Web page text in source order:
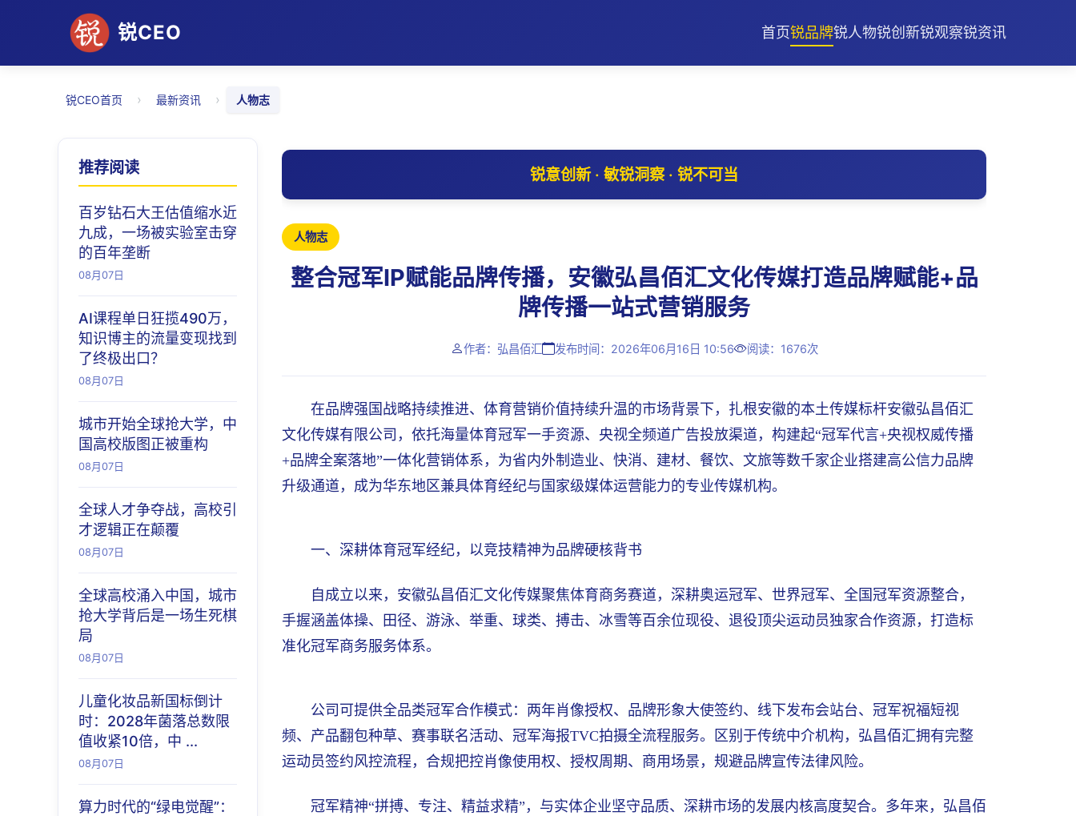
锐CEO 首页锐品牌锐人物锐创新锐观察锐资讯
锐CEO首页 › 最新资讯 › 人物志
推荐阅读
百岁钻石大王估值缩水近
九成，一场被实验室击穿
的百年垄断
08月07日
AI课程单日狂揽490万，
知识博主的流量变现找到
了终极出口？
08月07日
城市开始全球抢大学，中
国高校版图正被重构
08月07日
全球人才争夺战，高校引
才逻辑正在颠覆
08月07日
全球高校涌入中国，城市
抢大学背后是一场生死棋
局
08月07日
儿童化妆品新国标倒计
时：2028年菌落总数限
值收紧10倍，中 ...
08月07日
算力时代的“绿电觉醒”：
锐意创新 · 敏锐洞察 · 锐不可当
人物志
整合冠军IP赋能品牌传播，安徽弘昌佰汇文化传媒打造品牌赋能+品
牌传播一站式营销服务
作者：弘昌佰汇 发布时间：2026年06月16日 10:56 阅读：1676次
在品牌强国战略持续推进、体育营销价值持续升温的市场背景下，扎根安徽的本土传媒标杆安徽弘昌佰汇
文化传媒有限公司，依托海量体育冠军一手资源、央视全频道广告投放渠道，构建起“冠军代言+央视权威传播
+品牌全案落地”一体化营销体系，为省内外制造业、快消、建材、餐饮、文旅等数千家企业搭建高公信力品牌
升级通道，成为华东地区兼具体育经纪与国家级媒体运营能力的专业传媒机构。
一、深耕体育冠军经纪，以竞技精神为品牌硬核背书
自成立以来，安徽弘昌佰汇文化传媒聚焦体育商务赛道，深耕奥运冠军、世界冠军、全国冠军资源整合，
手握涵盖体操、田径、游泳、举重、球类、搏击、冰雪等百余位现役、退役顶尖运动员独家合作资源，打造标
准化冠军商务服务体系。
公司可提供全品类冠军合作模式：两年肖像授权、品牌形象大使签约、线下发布会站台、冠军祝福短视
频、产品翻包种草、赛事联名活动、冠军海报TVC拍摄全流程服务。区别于传统中介机构，弘昌佰汇拥有完整
运动员签约风控流程，合规把控肖像使用权、授权周期、商用场景，规避品牌宣传法律风险。
冠军精神“拼搏、专注、精益求精”，与实体企业坚守品质、深耕市场的发展内核高度契合。多年来，弘昌佰